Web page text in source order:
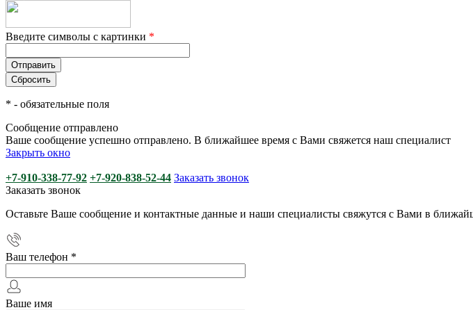
Введите символы с картинки *
* - обязательные поля
Сообщение отправлено
Ваше сообщение успешно отправлено. В ближайшее время с Вами свяжется наш специалист
Закрыть окно
+7-910-338-77-92 +7-920-838-52-44 Заказать звонок
Заказать звонок
Оставьте Ваше сообщение и контактные данные и наши специалисты свяжутся с Вами в
Ваш телефон *
Ваше имя